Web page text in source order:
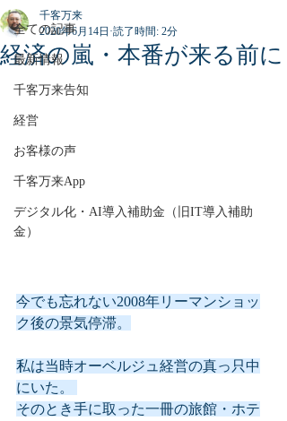
全ての記事
最新情報
千客万来告知
経営
お客様の声
千客万来App
デジタル化・AI導入補助金（旧IT導入補助
金）
経済の嵐・本番が来る前に
千客万来
2020年6月14日 読了時間: 2分
今でも忘れない2008年リーマンショッ
ク後の景気停滞。
私は当時オーベルジュ経営の真っ只中
にいた。
そのとき手に取った一冊の旅館・ホテ